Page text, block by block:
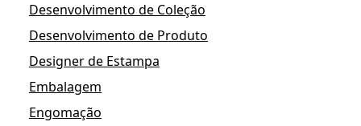
Desenvolvimento de Coleção
Desenvolvimento de Produto
Designer de Estampa
Embalagem
Engomação